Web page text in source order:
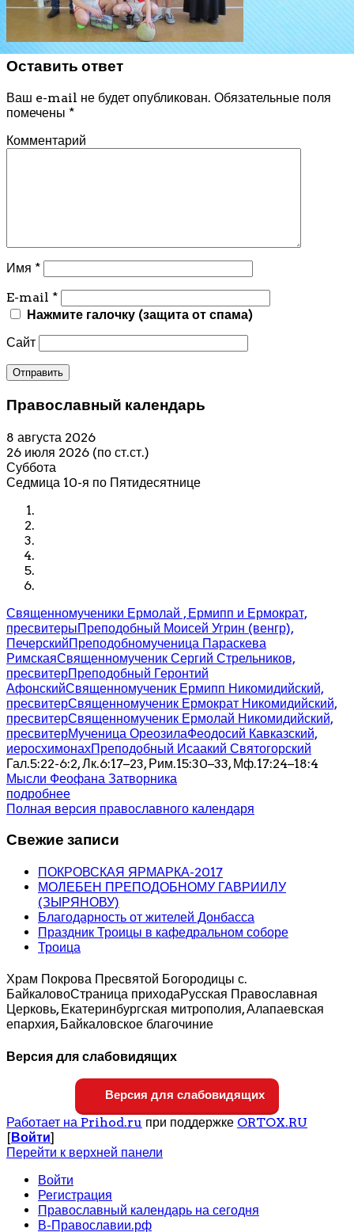
Оставить ответ
Ваш e-mail не будет опубликован. Обязательные поля
помечены *
Комментарий
Имя *
E-mail *
Нажмите галочку (защита от спама)
Сайт
Православный календарь
8 августа 2026
26 июля 2026 (по ст.ст.)
Суббота
Седмица 10-я по Пятидесятнице
Священномученики Ермолай , Ермипп и Ермократ,
пресвитерыПреподобный Моисей Угрин (венгр),
ПечерскийПреподобномученица Параскева
РимскаяСвященномученик Сергий Стрельников,
пресвитерПреподобный Геронтий
АфонскийСвященномученик Ермипп Никомидийский,
пресвитерСвященномученик Ермократ Никомидийский,
пресвитерСвященномученик Ермолай Никомидийский,
пресвитерМученица ОреозилаФеодосий Кавказский,
иеросхимонахПреподобный Исаакий Святогорский
Гал.5:22-6:2, Лк.6:17–23, Рим.15:30–33, Мф.17:24–18:4
Мысли Феофана Затворника
подробнее
Полная версия православного календаря
Свежие записи
ПОКРОВСКАЯ ЯРМАРКА-2017
МОЛЕБЕН ПРЕПОДОБНОМУ ГАВРИИЛУ
(ЗЫРЯНОВУ)
Благодарность от жителей Донбасса
Праздник Троицы в кафедральном соборе
Троица
Храм Покрова Пресвятой Богородицы с.
БайкаловоСтраница приходаРусская Православная
Церковь, Екатеринбургская митрополия, Алапаевская
епархия, Байкаловское благочиние
Версия для слабовидящих
Версия для слабовидящих
Работает на Prihod.ru при поддержке ORTOX.RU
[Войти]
Перейти к верхней панели
Войти
Регистрация
Православный календарь на сегодня
В-Православии.рф